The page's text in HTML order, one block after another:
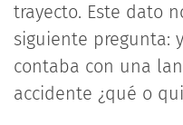
trayecto. Este dato
siguiente pregunta:
contaba con una
accidente ¿qué o